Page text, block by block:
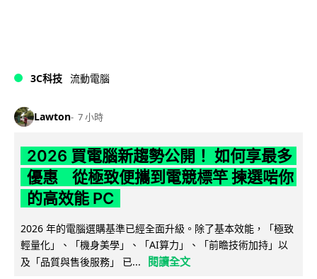
3C科技 流動電腦
Lawton 7 小時
2026 買電腦新趨勢公開！ 如何享最多
優惠 從極致便攜到電競標竿 揀選啱你
的高效能 PC
2026 年的電腦選購基準已經全面升級。除了基本效能，「極致
輕量化」、「機身美學」、「AI算力」、「前瞻技術加持」以
及「品質與售後服務」 已...
閱讀全文